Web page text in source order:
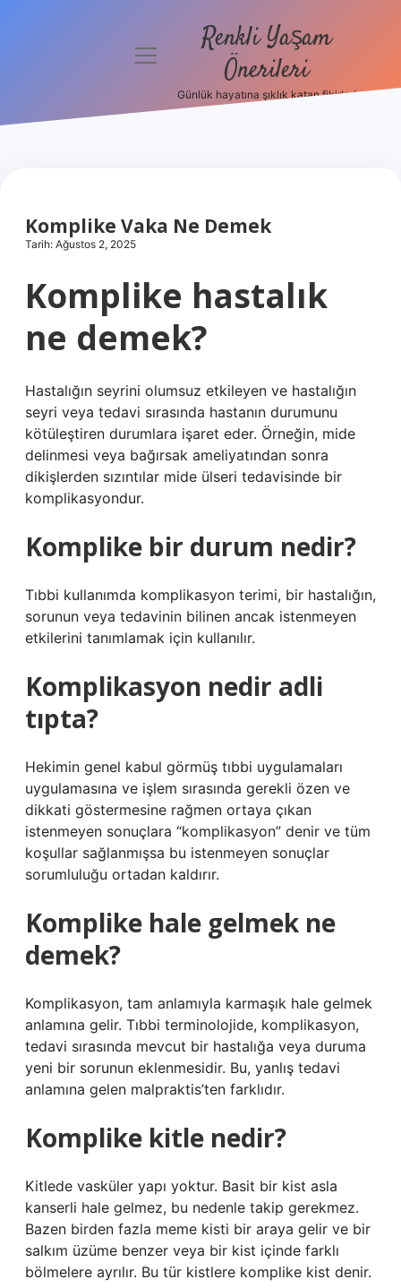
Hakkımızda
menüyü
Renkli Yaşam
Önerileri
Günlük hayatına şıklık katan fikirler!
Komplike Vaka Ne Demek
Tarih: Ağustos 2, 2025
Komplike hastalık
ne demek?
Hastalığın seyrini olumsuz etkileyen ve hastalığın
seyri veya tedavi sırasında hastanın durumunu
kötüleştiren durumlara işaret eder. Örneğin, mide
delinmesi veya bağırsak ameliyatından sonra
dikişlerden sızıntılar mide ülseri tedavisinde bir
komplikasyondur.
Komplike bir durum nedir?
Tıbbi kullanımda komplikasyon terimi, bir hastalığın,
sorunun veya tedavinin bilinen ancak istenmeyen
etkilerini tanımlamak için kullanılır.
Komplikasyon nedir adli
tıpta?
Hekimin genel kabul görmüş tıbbi uygulamaları
uygulamasına ve işlem sırasında gerekli özen ve
dikkati göstermesine rağmen ortaya çıkan
istenmeyen sonuçlara “komplikasyon” denir ve tüm
koşullar sağlanmışsa bu istenmeyen sonuçlar
sorumluluğu ortadan kaldırır.
Komplike hale gelmek ne
demek?
Komplikasyon, tam anlamıyla karmaşık hale gelmek
anlamına gelir. Tıbbi terminolojide, komplikasyon,
tedavi sırasında mevcut bir hastalığa veya duruma
yeni bir sorunun eklenmesidir. Bu, yanlış tedavi
anlamına gelen malpraktis’ten farklıdır.
Komplike kitle nedir?
Kitlede vasküler yapı yoktur. Basit bir kist asla
kanserli hale gelmez, bu nedenle takip gerekmez.
Bazen birden fazla meme kisti bir araya gelir ve bir
salkım üzüme benzer veya bir kist içinde farklı
bölmelere ayrılır. Bu tür kistlere komplike kist denir.